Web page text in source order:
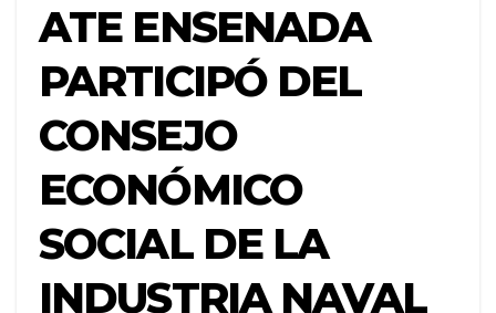
ATE ENSENADA
PARTICIPÓ DEL
CONSEJO
ECONÓMICO
SOCIAL DE LA
INDUSTRIA NAVAL